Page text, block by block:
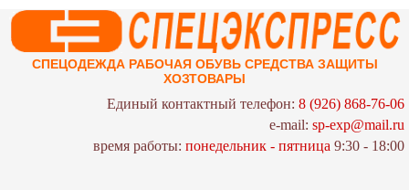
СПЕЦОДЕЖДА РАБОЧАЯ ОБУВЬ СРЕДСТВА ЗАЩИТЫ
ХОЗТОВАРЫ
Единый контактный телефон: 8 (926) 868-76-06
e-mail: sp-exp@mail.ru
время работы: понедельник - пятница 9:30 - 18:00